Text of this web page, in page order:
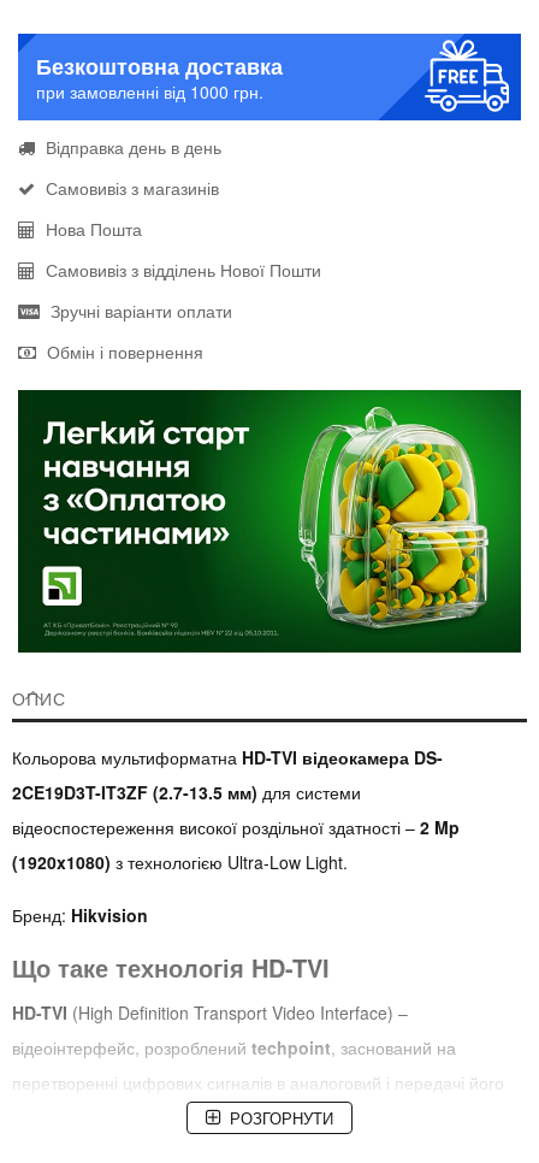
Безкоштовна доставка
при замовленні від 1000 грн.
Відправка день в день
Самовивіз з магазинів
Нова Пошта
Самовивіз з відділень Нової Пошти
Зручні варіанти оплати
Обмін і повернення
ОПИС
Кольорова мультиформатна HD-TVI відеокамера DS-
2CE19D3T-IT3ZF (2.7-13.5 мм) для системи
відеоспостереження високої роздільної здатності – 2 Mp
(1920x1080) з технологією Ultra-Low Light.
Бренд: Hikvision
Що таке технологія HD-TVI
HD-TVI (High Definition Transport Video Interface) –
відеоінтерфейс, розроблений techpoint, заснований на
перетворенні цифрових сигналів в аналоговий і передачі його
по коаксіальному кабелю, що розширює дальність передачі до
РОЗГОРНУТИ